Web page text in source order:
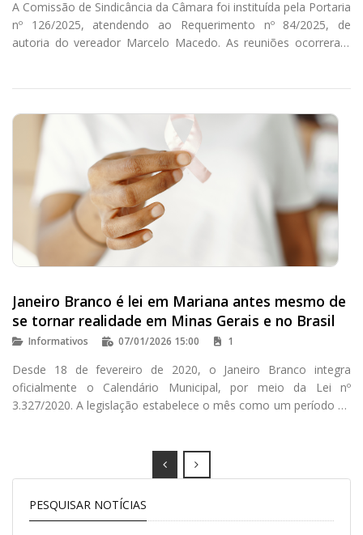
A Comissão de Sindicância da Câmara foi instituída pela Portaria
nº 126/2025, atendendo ao Requerimento nº 84/2025, de
autoria do vereador Marcelo Macedo. As reuniões ocorreram
Janeiro Branco é lei em Mariana antes mesmo de
se tornar realidade em Minas Gerais e no Brasil
Informativos 07/01/2026 15:00 1
Desde 18 de fevereiro de 2020, o Janeiro Branco integra
oficialmente o Calendário Municipal, por meio da Lei nº
3.327/2020. A legislação estabelece o mês como um período de
prevenção da depressão e dos transtornos de ansiedade.
Prev Next
PESQUISAR NOTÍCIAS